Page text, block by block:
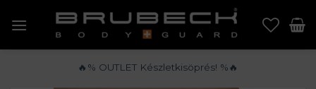
🔥% OUTLET Készletkisöprés! %🔥